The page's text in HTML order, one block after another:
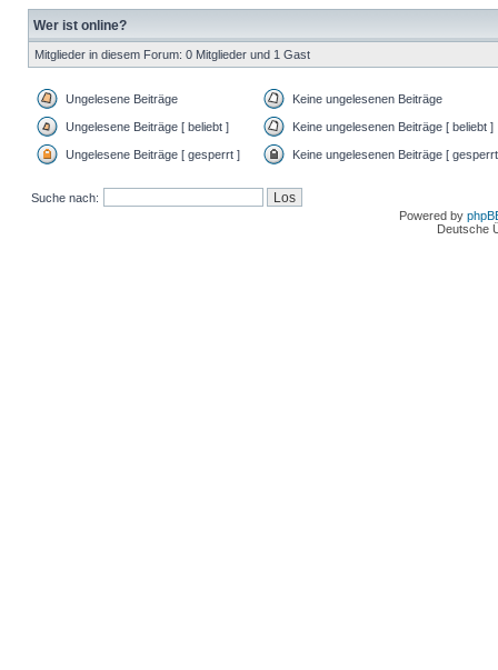
Wer ist online?
Mitglieder in diesem Forum: 0 Mitglieder und 1 Gast
Ungelesene Beiträge Keine ungelesenen Beiträge
Ungelesene Beiträge [ beliebt ] Keine ungelesenen Beiträge [ beliebt ]
Ungelesene Beiträge [ gesperrt ] Keine ungelesenen Beiträge [
Suche nach:
Powered by
Deutsche